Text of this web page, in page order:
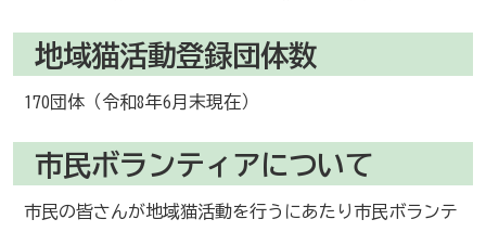
地域猫活動登録団体数
170団体（令和8年6月末現在）
市民ボランティアについて
市民の皆さんが地域猫活動を行うにあたり市民ボランテ